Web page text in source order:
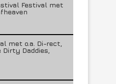
Festival met
met o.a. Di-rect,
Daddies,